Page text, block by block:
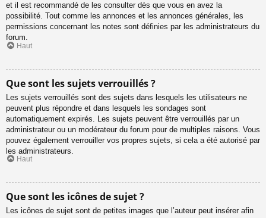
et il est recommandé de les consulter dès que vous en avez la
possibilité. Tout comme les annonces et les annonces générales, les
permissions concernant les notes sont définies par les administrateurs du
forum.
Haut
Que sont les sujets verrouillés ?
Les sujets verrouillés sont des sujets dans lesquels les utilisateurs ne
peuvent plus répondre et dans lesquels les sondages sont
automatiquement expirés. Les sujets peuvent être verrouillés par un
administrateur ou un modérateur du forum pour de multiples raisons. Vous
pouvez également verrouiller vos propres sujets, si cela a été autorisé par
les administrateurs.
Haut
Que sont les icônes de sujet ?
Les icônes de sujet sont de petites images que l’auteur peut insérer afin